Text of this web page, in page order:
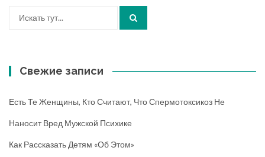
Свежие записи
Есть Те Женщины, Кто Считают, Что Спермотоксикоз Не
Наносит Вред Мужской Психике
Как Рассказать Детям «об Этом»